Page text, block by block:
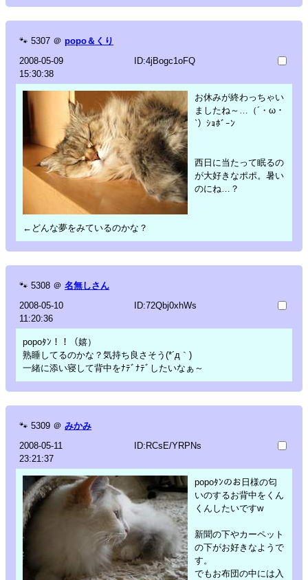
🐾 5307 ＠ popo＆くり
2008-05-09
15:30:38
ID:4jBogc1oFQ
お休みが終わっちゃい
ましたね～…（´・ω・
`）ｼｮﾎﾞｰﾝ
西日に当たって眠るの
が大好きなポポ。暑い
のにね…？
←どんな夢をみているのかな？
🐾 5308 ＠ 名無しさん
2008-05-10
11:20:36
ID:72Qbj0xhWs
popoﾀﾝ！！（嬉）
熟睡してるのかな？気持ち良さそう(*´д｀)
一緒に添い寝して背中をﾅﾃﾞﾅﾃﾞしたいなぁ～
🐾 5309 ＠ みかみ
2008-05-11
23:21:37
ID:RCsE/YRPNs
popoﾀﾝのお日様の匂
いのするお背中をくん
くんしたいですw
新聞の下やカーペット
の下がお好きなようで
す。
でもお布団の中には入